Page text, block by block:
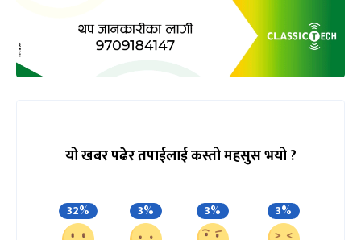
यो खबर पढेर तपाईलाई कस्तो महसुस भयो ?
32% 3% 3% 3%